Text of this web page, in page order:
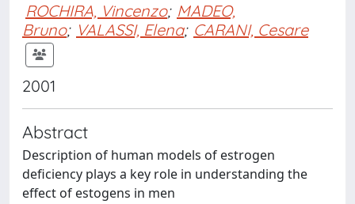
ROCHIRA, Vincenzo; MADEO,
Bruno; VALASSI, Elena; CARANI, Cesare
2001
Abstract
Description of human models of estrogen
deficiency plays a key role in understanding the
effect of estogens in men